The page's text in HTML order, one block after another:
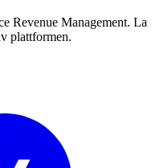
Revenue Management. La
plattformen.